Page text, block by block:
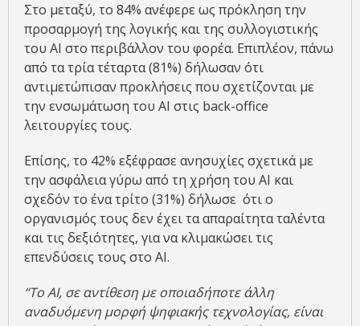
Στο μεταξύ, το 84% ανέφερε ως πρόκληση την
προσαρμογή της λογικής και της συλλογιστικής
του ΑΙ στο περιβάλλον του φορέα. Επιπλέον, πάνω
από τα τρία τέταρτα (81%) δήλωσαν ότι
αντιμετώπισαν προκλήσεις που σχετίζονται με
την ενσωμάτωση του AI στις back-office
λειτουργίες τους.
Επίσης, το 42% εξέφρασε ανησυχίες σχετικά με
την ασφάλεια γύρω από τη χρήση του AI και
σχεδόν το ένα τρίτο (31%) δήλωσε ότι ο
οργανισμός τους δεν έχει τα απαραίτητα ταλέντα
και τις δεξιότητες, για να κλιμακώσει τις
επενδύσεις τους στο AI.
“Το AI, σε αντίθεση με οποιαδήποτε άλλη
αναδυόμενη μορφή ψηφιακής τεχνολογίας, είναι